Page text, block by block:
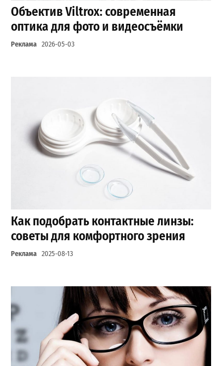
Объектив Viltrox: современная
оптика для фото и видеосъёмки
Реклама 2026-05-03
Как подобрать контактные линзы:
советы для комфортного зрения
Реклама 2025-08-13